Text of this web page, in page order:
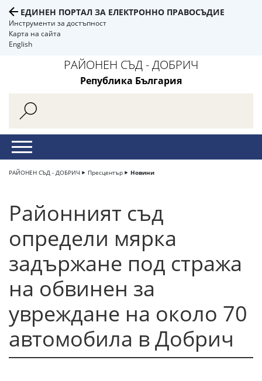
ЕДИНЕН ПОРТАЛ ЗА ЕЛЕКТРОННО ПРАВОСЪДИЕ
Инструменти за достъпност
Карта на сайта
English
РАЙОНЕН СЪД - ДОБРИЧ
Република България
РАЙОНЕН СЪД - ДОБРИЧ Пресцентър Новини
Районният съд
определи мярка
задържане под стража
на обвинен за
увреждане на около 70
автомобила в Добрич